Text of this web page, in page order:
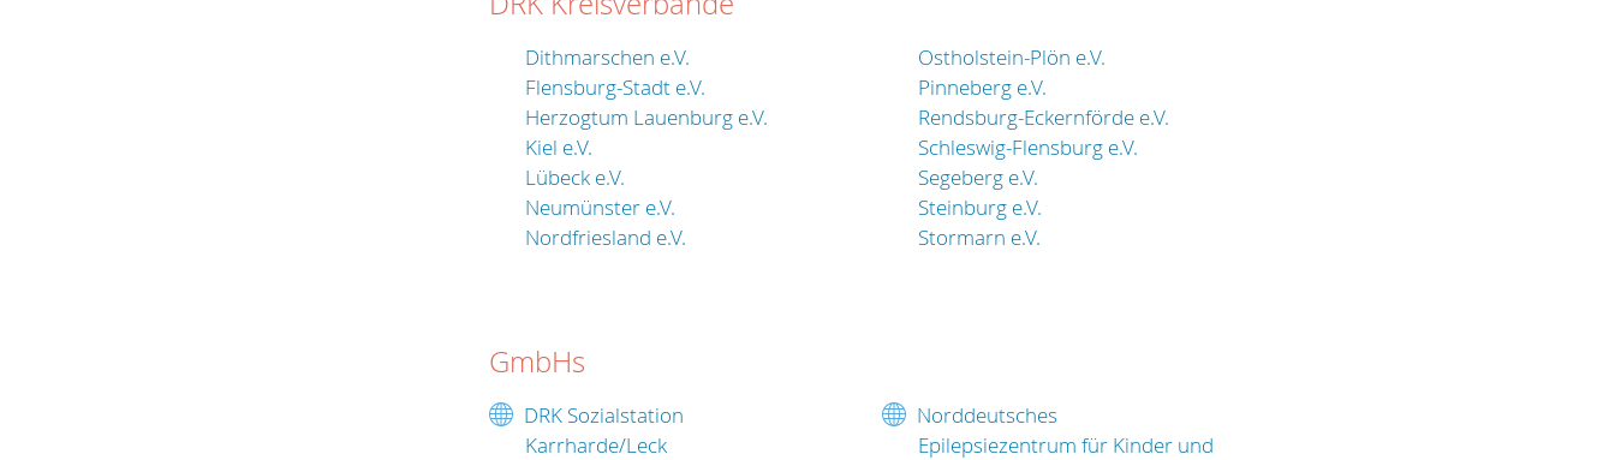
Dithmarschen e.V.
Flensburg-Stadt e.V.
Herzogtum Lauenburg e.V.
Kiel e.V.
Lübeck e.V.
Neumünster e.V.
Nordfriesland e.V.
Ostholstein-Plön e.V.
Pinneberg e.V.
Rendsburg-Eckernförde e.V.
Schleswig-Flensburg e.V.
Segeberg e.V.
Steinburg e.V.
Stormarn e.V.
GmbHs
DRK Sozialstation
Karrharde/Leck
Norddeutsches
Epilepsiezentrum für Kinder und